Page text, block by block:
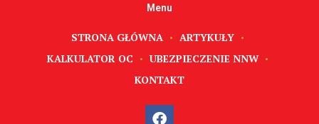
Menu
STRONA GŁÓWNA
ARTYKUŁY
KALKULATOR OC
UBEZPIECZENIE NNW
KONTAKT